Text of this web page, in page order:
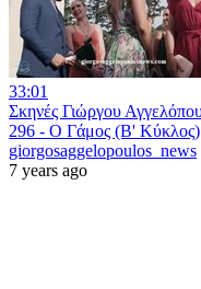
33:01
Σκηνές Γιώργου
296 - Ο Γάμος (Β' Κύκλος)
giorgosaggelopoulos_news
7 years ago